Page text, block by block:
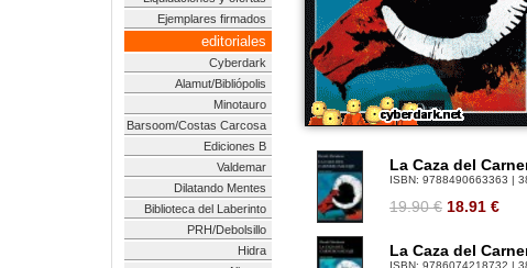
Ejemplares firmados
editoriales
Cyberdark
Alamut/Bibliópolis
Minotauro
Barsoom/Costas Carcosa
Ediciones B
Valdemar
Dilatando Mentes
Biblioteca del Laberinto
PRH/Debolsillo
Hidra
La Caza del
ISBN: 9788490663363 |
19.90 € 18.91 €
La Caza del
ISBN: 9786074218732 |